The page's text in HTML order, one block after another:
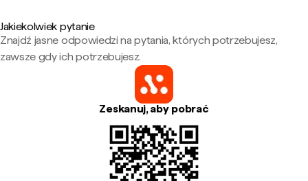
Jakiekolwiek pytanie
Znajdź jasne odpowiedzi na pytania, których potrzebujesz,
zawsze gdy ich potrzebujesz.
Zeskanuj, aby pobrać